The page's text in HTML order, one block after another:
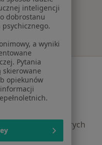
leczone
pacjentów
których
inteligencji
dobrostanu
a wyniki
Pytania
skierowane
opiekunów